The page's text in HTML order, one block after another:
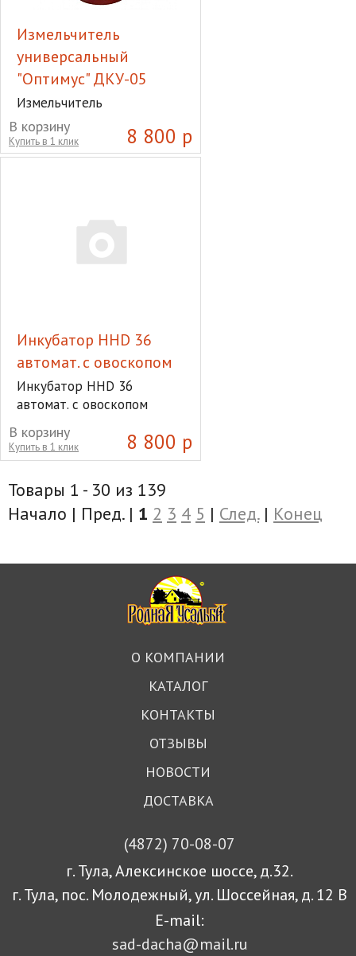
Измельчитель
универсальный
"Оптимус" ДКУ-05
Измельчитель
универсальный "Оптимус"
ДКУ-05
8 800 р
В корзину
Купить в 1 клик
Инкубатор HHD 36
автомат. с овоскопом
Инкубатор HHD 36
автомат. с овоскопом
8 800 р
В корзину
Купить в 1 клик
Товары 1 - 30 из 139
Начало | Пред. | 1 2 3 4 5 | След.| Конец
О КОМПАНИИ
КАТАЛОГ
КОНТАКТЫ
ОТЗЫВЫ
НОВОСТИ
ДОСТАВКА
(4872) 70-08-07
г. Тула, Алексинское шоссе, д.32.
г. Тула, пос. Молодежный, ул. Шоссейная, д. 12 В
E-mail:
sad-dacha@mail.ru